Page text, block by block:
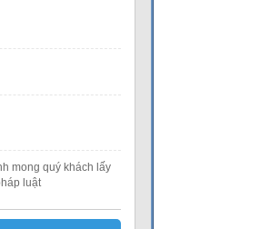
mong quý khách lấy
luật